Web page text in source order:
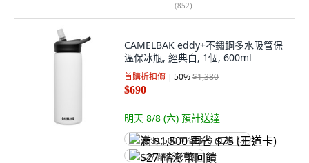
(852)
CAMELBAK eddy+不鏽鋼多水吸管保
溫保冰瓶, 經典白, 1個, 600ml
首購折扣價 50%$1,380
$690
明天 8/8 (六) 預計送達
满 $1,500 再省 $75 (王道卡)
$27 酷澎幣回饋